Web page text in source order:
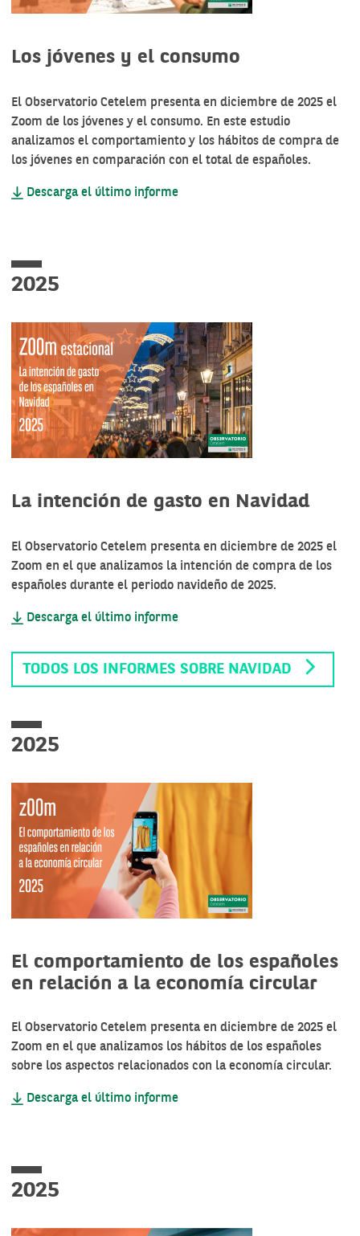
Los jóvenes y el consumo
El Observatorio Cetelem presenta en diciembre de 2025 el
Zoom de los jóvenes y el consumo. En este estudio
analizamos el comportamiento y los hábitos de compra de
los jóvenes en comparación con el total de españoles.
Descarga el último informe
2025
La intención de gasto en Navidad
El Observatorio Cetelem presenta en diciembre de 2025 el
Zoom en el que analizamos la intención de compra de los
españoles durante el periodo navideño de 2025.
Descarga el último informe
TODOS LOS INFORMES SOBRE NAVIDAD
2025
El comportamiento de los españoles
en relación a la economía circular
El Observatorio Cetelem presenta en diciembre de 2025 el
Zoom en el que analizamos los hábitos de los españoles
sobre los aspectos relacionados con la economía circular.
Descarga el último informe
2025